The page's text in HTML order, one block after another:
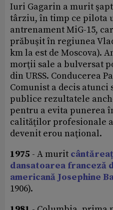
Iuri Gagarin a murit
târziu, în timp ce pilota
antrenament MiG-15,
prăbuşit în regiunea
km la est de Moscova).
morţii sale a bulversat
din URSS. Conducerea
Comunist a decis atunci
publice rezultatele
pentru a evita punerea
calităţilor profesionale
devenit erou naţional.
1975 - A murit
dansatoarea franceză
americană Josephine
1906).